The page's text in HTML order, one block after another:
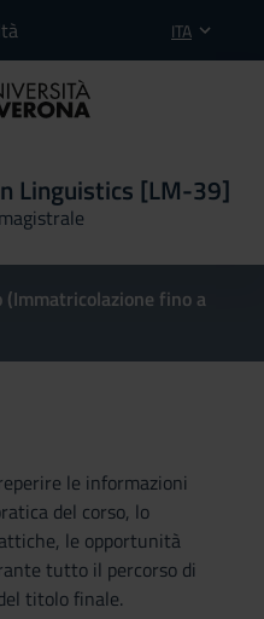
ITA
Linguistics [LM-39]
(Immatricolazione fino a
le informazioni
del corso, lo
le opportunità
tutto il percorso di
titolo finale.